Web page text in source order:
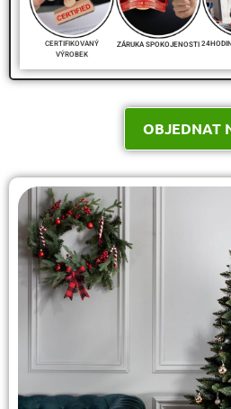
CERTIFIKOVANÝ
VÝROBEK
ZÁRUKA SPOKOJENOSTI
OBJEDNAT